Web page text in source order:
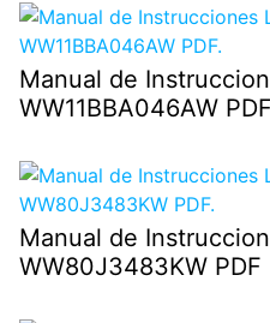
Manual de
WW11BBA046AW PDF
Manual de
WW80J3483KW PDF